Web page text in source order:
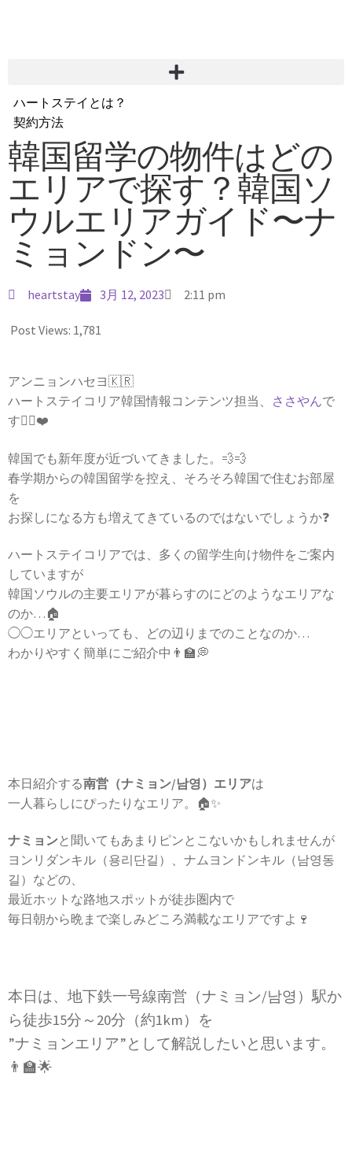
ハートステイとは？
契約方法
韓国不動産情報
サービス費用
よくある質問
Heartee
韓国留学の物件はどの
エリアで探す？韓国ソ
ウルエリアガイド〜ナ
ミョンドン〜
heartstay 3月 12, 2023 2:11 pm
Post Views: 1,781
アンニョンハセヨ🇰🇷
ハートステイコリア韓国情報コンテンツ担当、 ささやんで
す🙋‍♀️❤️
韓国でも新年度が近づいてきました。💨💨
春学期からの韓国留学を控え、そろそろ韓国で住むお部屋
を
お探しになる方も増えてきているのではないでしょうか❓
ハートステイコリアでは、多くの留学生向け物件をご案内
していますが
韓国ソウルの主要エリアが暮らすのにどのようなエリアな
のか…🏠
◯◯エリアといっても、どの辺りまでのことなのか…
わかりやすく簡単にご紹介中👨‍🏫💭
本日紹介する南営（ナミョン/남영）エリアは
一人暮らしにぴったりなエリア。🏠✨
ナミョン と聞いてもあまりピンとこないかもしれませんが
ヨンリダンキル（용리단길）、ナムヨンドンキル（남영동
길）などの、
最近ホットな路地スポットが徒歩圏内で
毎日朝から晩まで楽しみどころ満載なエリアですよ🍷
本日は、地下鉄一号線南営（ナミョン/남영）駅か
ら徒歩15分～20分（約1km）を
”ナミョンエリア”として解説したいと思います。
👨‍🏫🌟